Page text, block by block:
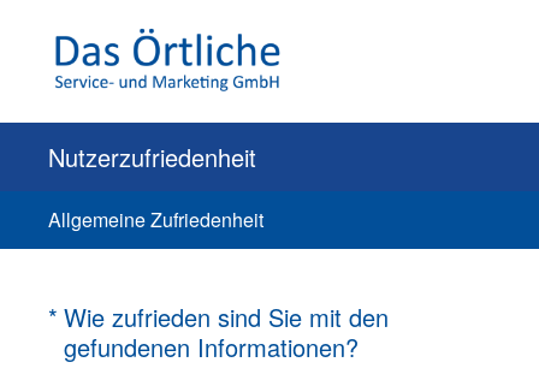
Nutzerzufriedenheit
Allgemeine Zufriedenheit
* Wie zufrieden sind Sie mit den
gefundenen Informationen?
(Erforderlich.)